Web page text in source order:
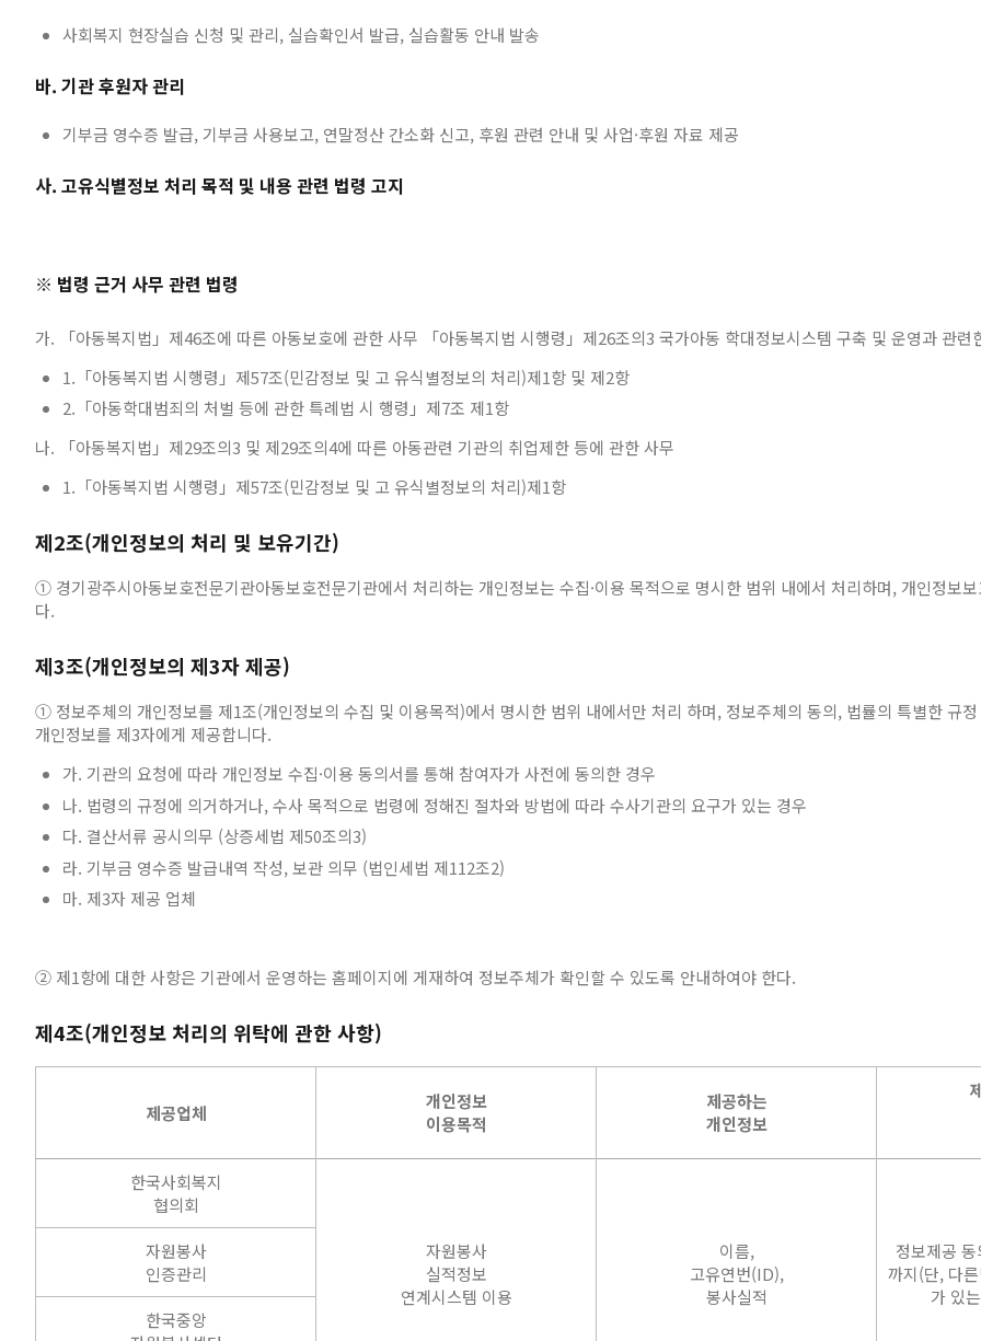
사회복지 현장실습 신청 및 관리, 실습확인서 발급, 실습활동 안내 발송
바. 기관 후원자 관리
기부금 영수증 발급, 기부금 사용보고, 연말정산 간소화 신고, 후원 관련 안내 및 사업·후원 자료 제공
사. 고유식별정보 처리 목적 및 내용 관련 법령 고지
※ 법령 근거 사무 관련 법령
가. 「아동복지법」제46조에 따른 아동보호에 관한 사무 「아동복지법 시행령」제26조의3 국가아동 학대정보시스템 구축 및 운영과 관련
1.「아동복지법 시행령」제57조(민감정보 및 고 유식별정보의 처리)제1항 및 제2항
2.「아동학대범죄의 처벌 등에 관한 특례법 시 행령」제7조 제1항
나. 「아동복지법」제29조의3 및 제29조의4에 따른 아동관련 기관의 취업제한 등에 관한 사무
1.「아동복지법 시행령」제57조(민감정보 및 고 유식별정보의 처리)제1항
제2조(개인정보의 처리 및 보유기간)
① 경기광주시아동보호전문기관아동보호전문기관에서 처리하는 개인정보는 수집·이용 목적으로 명시한 범위 내에서 처리하며, 개인정보
다.
제3조(개인정보의 제3자 제공)
① 정보주체의 개인정보를 제1조(개인정보의 수집 및 이용목적)에서 명시한 범위 내에서만 처리 하며, 정보주체의 동의, 법률의 특별한 규
개인정보를 제3자에게 제공합니다.
가. 기관의 요청에 따라 개인정보 수집·이용 동의서를 통해 참여자가 사전에 동의한 경우
나. 법령의 규정에 의거하거나, 수사 목적으로 법령에 정해진 절차와 방법에 따라 수사기관의 요구가 있는 경우
다. 결산서류 공시의무 (상증세법 제50조의3)
라. 기부금 영수증 발급내역 작성, 보관 의무 (법인세법 제112조2)
마. 제3자 제공 업체
② 제1항에 대한 사항은 기관에서 운영하는 홈페이지에 게재하여 정보주체가 확인할 수 있도록 안내하여야 한다.
제4조(개인정보 처리의 위탁에 관한 사항)
제공업체
개인정보
이용목적
제공하는
개인정보
한국사회복지
협의회
자원봉사
실적정보
연계시스템 이용
이름,
고유연번(ID),
봉사실적
정보제공
까지(단, 다
가 있
자원봉사
인증관리
한국중앙